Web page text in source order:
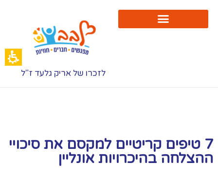
לזכרו של אריק גלעד ז"ל
7 טיפים קריטיים למקסם את סיכויי
ההצלחה בהיכרויות אונליין